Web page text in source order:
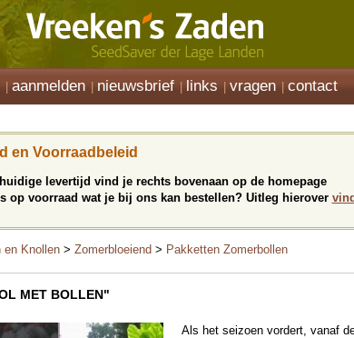
aanmelden nieuwsbrief links vragen contact
en Voorraadbeleid
levertijd vind je rechts bovenaan op de homepage
op voorraad wat je bij ons kan bestellen? Uitleg hierover
en Knollen > Zomerbloeiend > Pakketten Zomerbollen
MET BOLLEN"
Als het seizoen vordert, vanaf